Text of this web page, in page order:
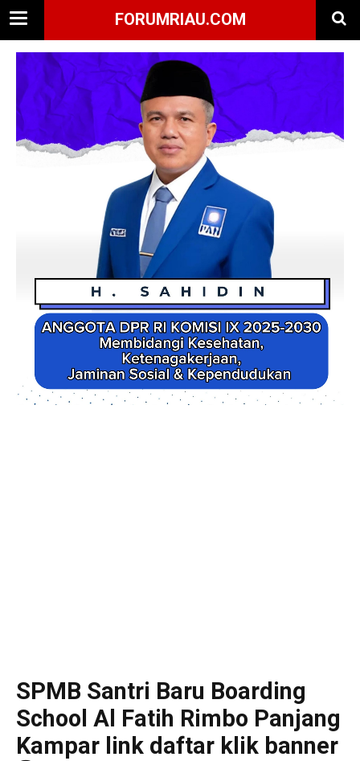
FORUMRIAU.COM
SPMB Santri Baru Boarding
School Al Fatih Rimbo Panjang
Kampar link daftar klik banner